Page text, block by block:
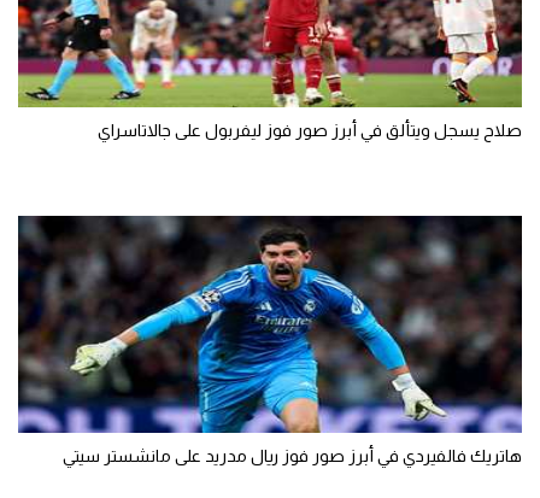
صلاح يسجل ويتألق في أبرز صور فوز ليفربول على جالاتاسراي
هاتريك فالفيردي في أبرز صور فوز ريال مدريد على مانشستر سيتي